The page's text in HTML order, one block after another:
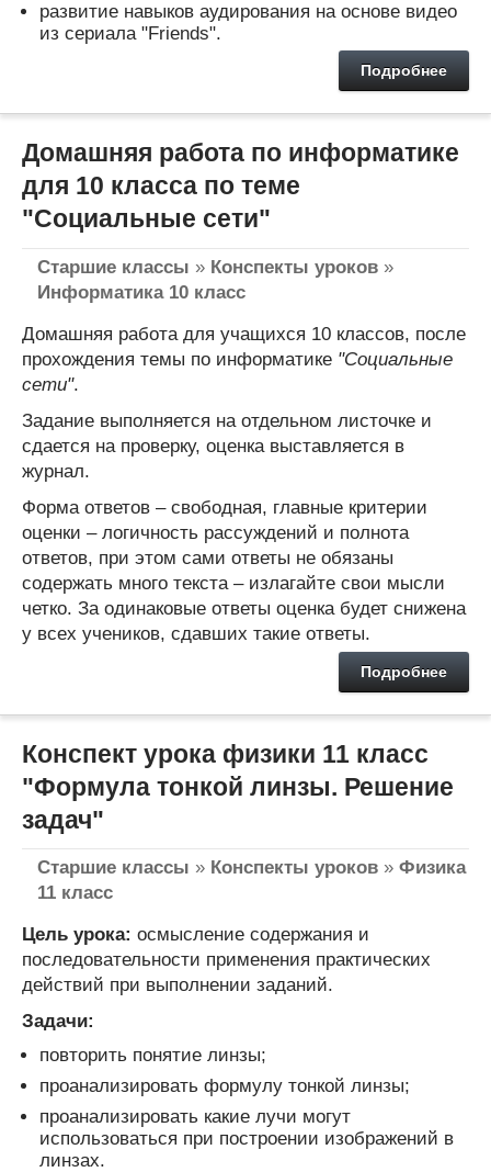
развитие навыков аудирования на основе видео
из сериала "Friends".
Подробнее
Домашняя работа по информатике
для 10 класса по теме
"Социальные сети"
Старшие классы » Конспекты уроков »
Информатика 10 класс
Домашняя работа для учащихся 10 классов, после
прохождения темы по информатике "Социальные
сети".
Задание выполняется на отдельном листочке и
сдается на проверку, оценка выставляется в
журнал.
Форма ответов – свободная, главные критерии
оценки – логичность рассуждений и полнота
ответов, при этом сами ответы не обязаны
содержать много текста – излагайте свои мысли
четко. За одинаковые ответы оценка будет снижена
у всех учеников, сдавших такие ответы.
Подробнее
Конспект урока физики 11 класс
"Формула тонкой линзы. Решение
задач"
Старшие классы » Конспекты уроков » Физика
11 класс
Цель урока: осмысление содержания и
последовательности применения практических
действий при выполнении заданий.
Задачи:
повторить понятие линзы;
проанализировать формулу тонкой линзы;
проанализировать какие лучи могут
использоваться при построении изображений в
линзах.